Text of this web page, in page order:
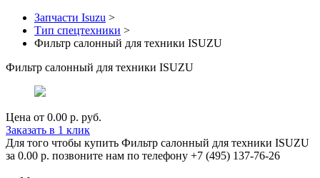
Запчасти Isuzu >
Тип спецтехники >
Фильтр салонный для техники ISUZU
Фильтр салонный для техники ISUZU
Цена от 0.00 р. руб.
Заказать в 1 клик
Для того чтобы купить Фильтр салонный для техники ISUZU
за 0.00 р. позвоните нам по телефону +7 (495) 137-76-26